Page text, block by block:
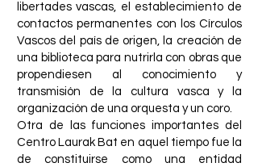
libertades vascas, el establecimiento de
contactos permanentes con los Círculos
Vascos del país de origen, la creación de
una biblioteca para nutrirla con obras que
propendiesen al conocimiento y
transmisión de la cultura vasca y la
organización de una orquesta y un coro.
Otra de las funciones importantes del
Centro Laurak Bat en aquel tiempo fue la
de constituirse como una entidad